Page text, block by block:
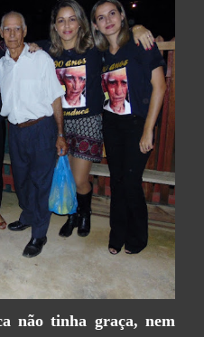
não tinha graça, nem